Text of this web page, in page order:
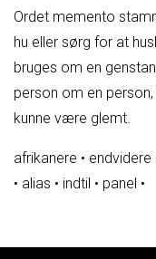
Ordet memento
hu eller sørg for at
bruges om en
person om en
kunne være glemt.
afrikanere • endvidere
• alias • indtil • panel •